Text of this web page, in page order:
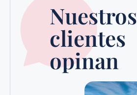
Nuestros
clientes
opinan